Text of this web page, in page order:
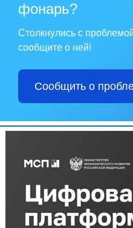
фонарь?
Столкнулись с
сообщите о ней!
Сообщить о